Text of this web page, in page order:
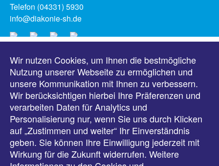
Telefon (04331) 5930
info@diakonie-sh.de
Meldungen
Veranstaltungen
Downloads
Presse
Karriere
Wir nutzen Cookies, um Ihnen die bestmögliche
Nutzung unserer Webseite zu ermöglichen und
unsere Kommunikation mit Ihnen zu verbessern.
Wir berücksichtigen hierbei Ihre Präferenzen und
verarbeiten Daten für Analytics und
Personalisierung nur, wenn Sie uns durch Klicken
auf „Zustimmen und weiter“ Ihr Einverständnis
geben. Sie können Ihre Einwilligung jederzeit mit
Wirkung für die Zukunft widerrufen. Weitere